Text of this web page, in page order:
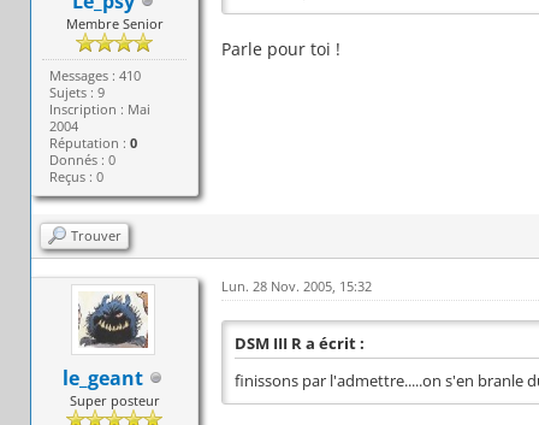
Membre Senior
Messages : 410
Sujets : 9
Inscription : Mai
2004
Réputation :0
Donnés : 0
Reçus : 0
Parle pour toi !
Trouver
le_geant
Super posteur
Lun. 28 Nov. 2005, 15:32
DSM III R a écrit :
finissons par l'admettre.....on s'en branle